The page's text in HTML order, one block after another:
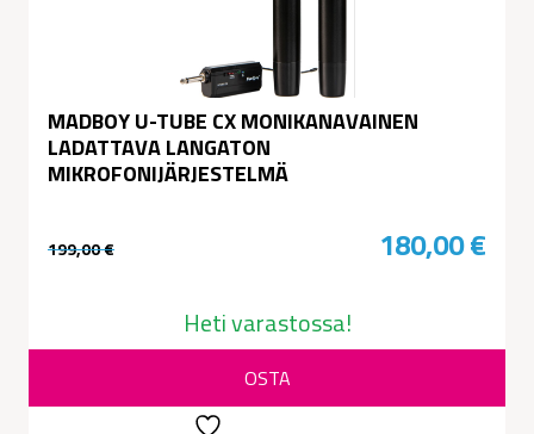
MADBOY U-TUBE CX MONIKANAVAINEN
LADATTAVA LANGATON
MIKROFONIJÄRJESTELMÄ
199,00€
oli:
180,00€
on:
Heti varastossa!
OSTA